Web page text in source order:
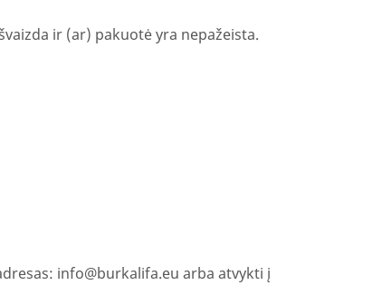
ir (ar) pakuotė yra nepažeista.
info@burkalifa.eu arba atvykti į